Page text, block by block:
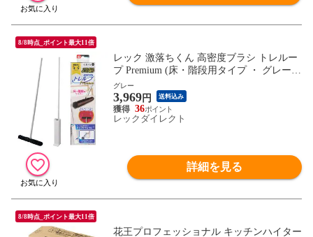
8/8時点_ポイント最大11倍
レック 激落ちくん 高密度ブラシ トレルー
プ Premium (床・階段用タイプ ・ グレー)
くり返し使える ホコリ取り/ケースに通す
とモップがキレイに/スライドケースでホコ
リをまとめて捨てられる
グレー
3,969円 送料込み
36
レックダイレクト
詳細を見る
8/8時点_ポイント最大11倍
花王プロフェッショナル キッチンハイター